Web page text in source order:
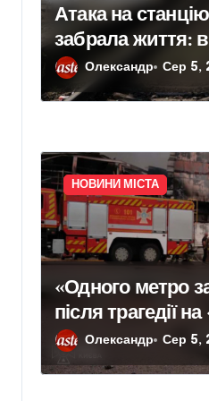
Атака на
забрала життя: в
розповіли, чому
зупиняють рух
Олександр Сер 5,
НОВИНИ МІСТА
«Одного метро
після трагедії
вимагають
бетонних
Олександр Сер 5,